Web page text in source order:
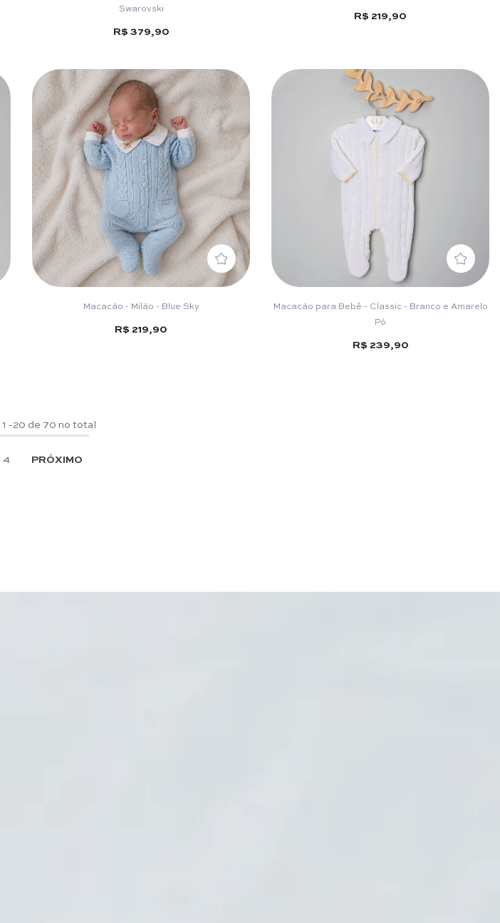
Swarovski
R$ 379,90
R$ 219,90
Macacão - Milão - Blue Sky
R$ 219,90
Macacão para Bebê - Classic - Branco e Amarelo
Pó
R$ 239,90
1 -20 de 70 no total
4 PRÓXIMO